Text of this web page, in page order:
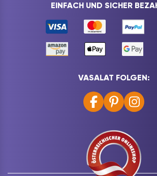
EINFACH UND SICHER
VASALAT FOLGEN: